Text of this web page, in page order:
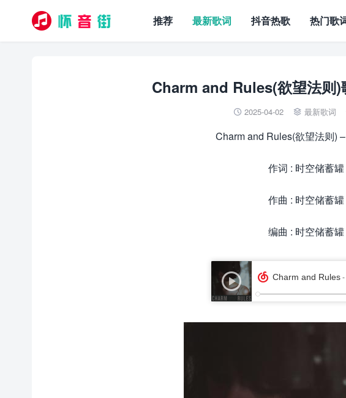
推荐 最新歌词 抖音热歌 热门歌
Charm and Rules(欲望法则)
 2025-04-02  最新歌词
Charm and Rules(欲望法则)
作词 : 时空储蓄罐
作曲 : 时空储蓄罐
编曲 : 时空储蓄罐